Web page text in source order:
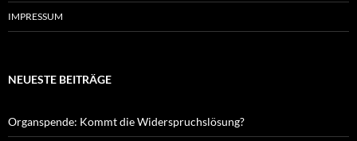
IMPRESSUM
NEUESTE BEITRÄGE
Organspende: Kommt die Widerspruchslösung?